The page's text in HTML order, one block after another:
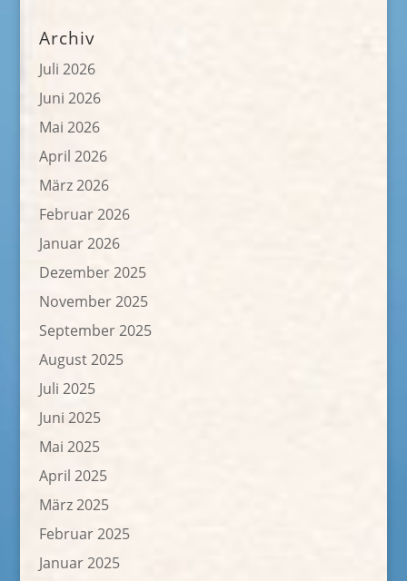
Archiv
Juli 2026
Juni 2026
Mai 2026
April 2026
März 2026
Februar 2026
Januar 2026
Dezember 2025
November 2025
September 2025
August 2025
Juli 2025
Juni 2025
Mai 2025
April 2025
März 2025
Februar 2025
Januar 2025